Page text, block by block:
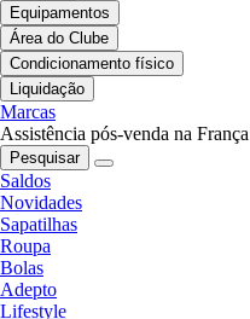
Equipamentos
Área do Clube
Condicionamento físico
Liquidação
Marcas
Assistência pós-venda na França
Pesquisar
Saldos
Novidades
Sapatilhas
Roupa
Bolas
Adepto
Lifestyle